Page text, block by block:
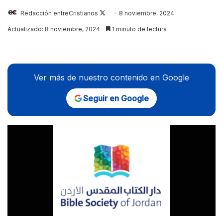
Redacción entreCristianos
Follow
on
8 noviembre, 2024
Actualizado: 8 noviembre, 2024 1 minuto de lectura
Ver más de nuestro contenido en Google
Seguir en Google